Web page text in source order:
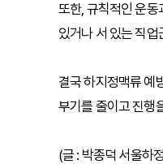
또한, 규칙적인 운동
있거나 서 있는 직
결국 하지정맥류 예
부기를 줄이고 진행
(글 : 박종덕 서울하